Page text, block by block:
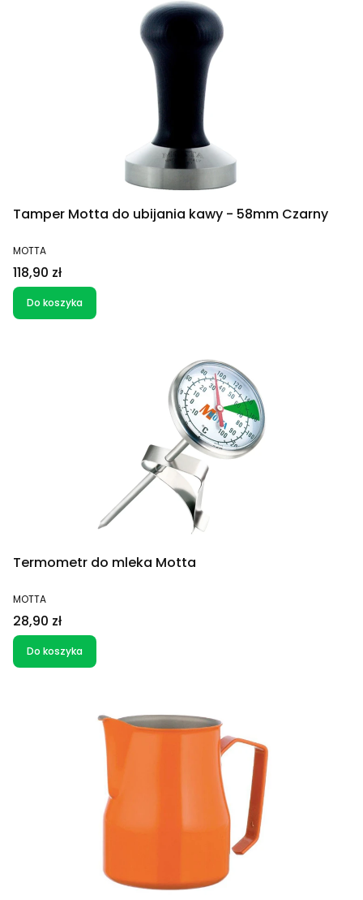
Tamper Motta do ubijania kawy - 58mm Czarny
PRODUCENT
MOTTA
Cena
118,90 zł
Do koszyka
Termometr do mleka Motta
PRODUCENT
MOTTA
Cena
28,90 zł
Do koszyka